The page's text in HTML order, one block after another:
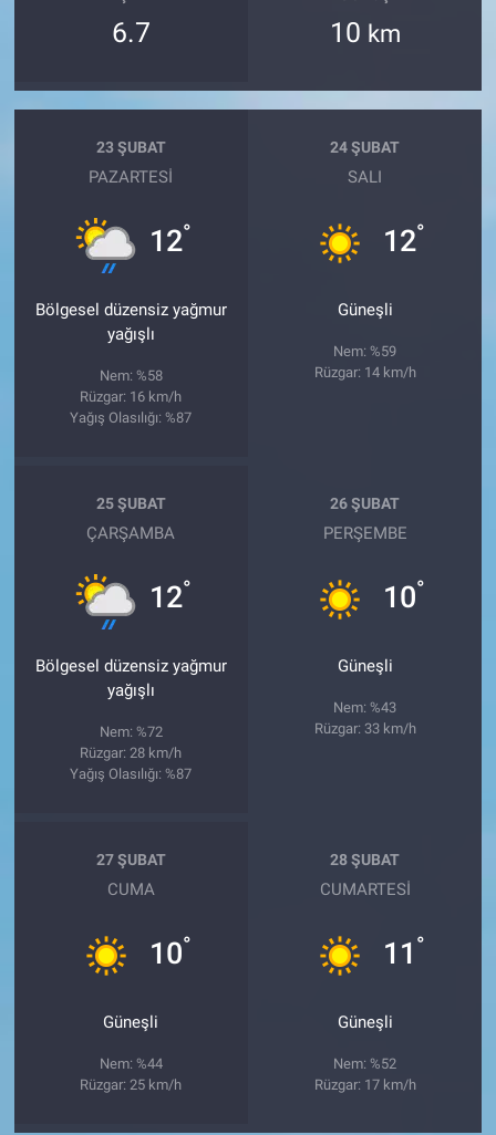
6.7 10 km
23 ŞUBAT
PAZARTESI
12°
Bölgesel düzensiz yağmur
yağışlı
Nem: %58
Rüzgar: 16 km/h
Yağış Olasılığı: %87
24 ŞUBAT
SALI
12°
Güneşli
Nem: %59
Rüzgar: 14 km/h
25 ŞUBAT
ÇARŞAMBA
12°
Bölgesel düzensiz yağmur
yağışlı
Nem: %72
Rüzgar: 28 km/h
Yağış Olasılığı: %87
26 ŞUBAT
PERŞEMBE
10°
Güneşli
Nem: %43
Rüzgar: 33 km/h
27 ŞUBAT
CUMA
10°
Güneşli
Nem: %44
Rüzgar: 25 km/h
28 ŞUBAT
CUMARTESI
11 °
Güneşli
Nem: %52
Rüzgar: 17 km/h